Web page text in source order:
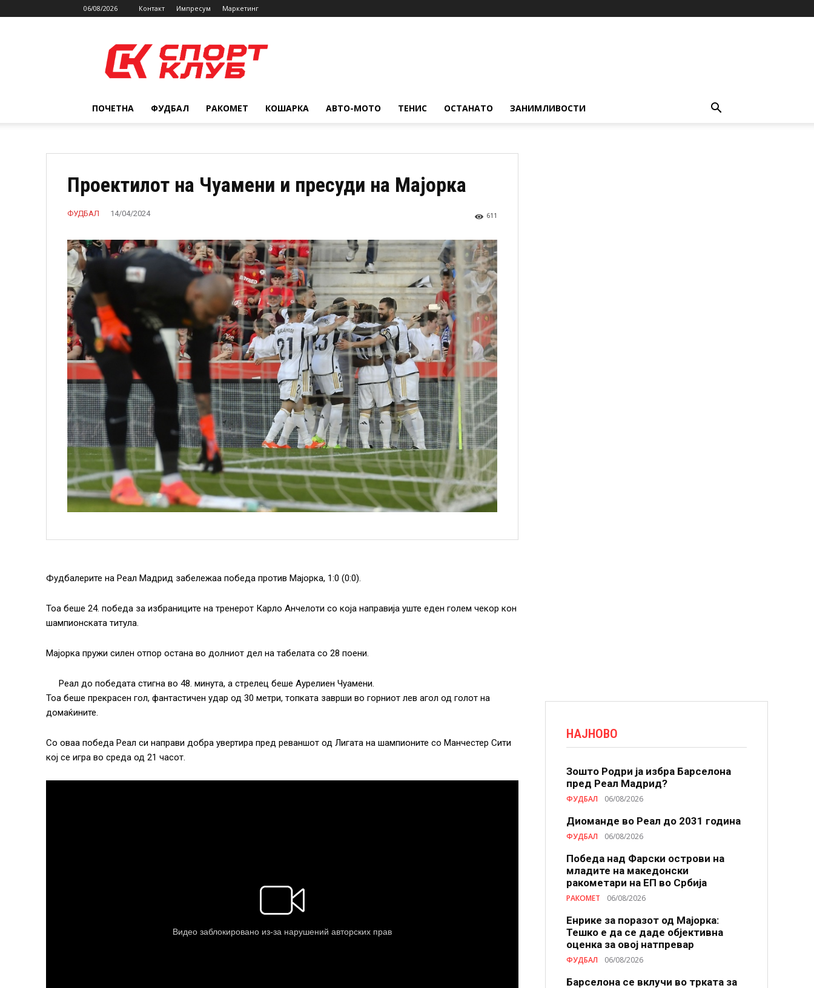
06/08/2026 Контакт Импресум Маркетинг
ПОЧЕТНА ФУДБАЛ РАКОМЕТ КОШАРКА АВТО-МОТО ТЕНИС ОСТАНАТО ЗАНИМЛИВОСТИ
Проектилот на Чуамени и пресуди на Мајорка
ФУДБАЛ 14/04/2024 611
Фудбалерите на Реал Мадрид забележаа победа против Мајорка, 1:0 (0:0).
Тоа беше 24. победа за избраниците на тренерот Карло Анчелоти со која направија уште еден голем чекор кон
шампионската титула.
Мајорка пружи силен отпор остана во долниот дел на табелата со 28 поени.
Реал до победата стигна во 48. минута, а стрелец беше Аурелиен Чуамени.
Тоа беше прекрасен гол, фантастичен удар од 30 метри, топката заврши во горниот лев агол од голот на
домаќините.
Со оваа победа Реал си направи добра увертира пред реваншот од Лигата на шампионите со Манчестер Сити
кој се игра во среда од 21 часот.
НАЈНОВО
Зошто Родри ја избра Барселона
пред Реал Мадрид?
ФУДБАЛ 06/08/2026
Диоманде во Реал до 2031 година
ФУДБАЛ 06/08/2026
Победа над Фарски острови на
младите на македонски
ракометари на ЕП во Србија
РАКОМЕТ 06/08/2026
Енрике за поразот од Мајорка:
Тешко е да се даде објективна
оценка за овој натпревар
ФУДБАЛ 06/08/2026
Барселона се вклучи во трката за